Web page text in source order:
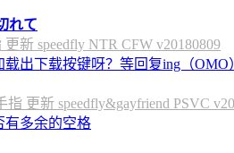
れて
新 speedfly NTR CFW v20180809
出下载按键呀？等回复ing（OMO
更新 speedfly&gayfriend PSVC
有多余的空格